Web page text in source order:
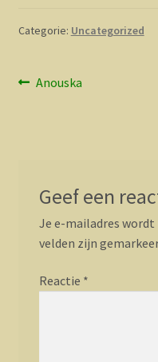
Categorie: Uncategorized
Bericht
Vorig
Anouska
Geef een
Je e-mailadres
velden zijn
Reactie *